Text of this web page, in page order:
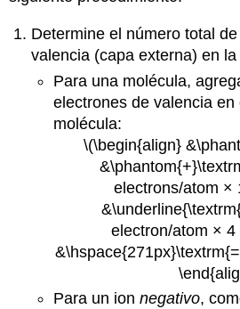
Determine el número total
valencia (capa externa) en
Para una molécula,
electrones de valencia
molécula:
\(\begin{align}
electrons/atom ×
electron/atom ×
Para un ion negativo,